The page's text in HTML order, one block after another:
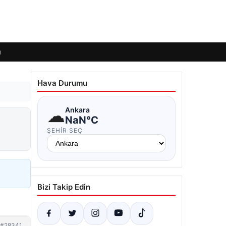
Hava Durumu
☁Ankara
NaN°C
ŞEHIR SEÇ
Bizi Takip Edin